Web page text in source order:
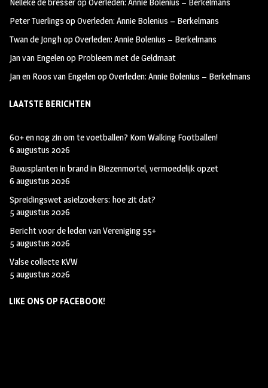
k
m
Peter Tuerlings opOverleden: Annie Bolenius – Berkelmans
Twan de JonghopOverleden: Annie Bolenius – Berkelmans
Jan van Engelenop Probleem met de Geldmaat
Jan en Roos van EngelenopOverleden: Annie Bolenius – Berkelmans
LAATSTE BERICHTEN
60+ en nog zin om te voetballen? Kom Walking Footballen!
6 augustus 2026
Buxusplanten in brand in Biezenmortel, vermoedelijk opzet
6 augustus 2026
Spreidingswet asielzoekers: hoe zit dat?
5 augustus 2026
Bericht voor de leden van Vereniging 55+
5 augustus 2026
Valse collecte KVW
5 augustus 2026
LIKE ONS OP FACEBOOK!